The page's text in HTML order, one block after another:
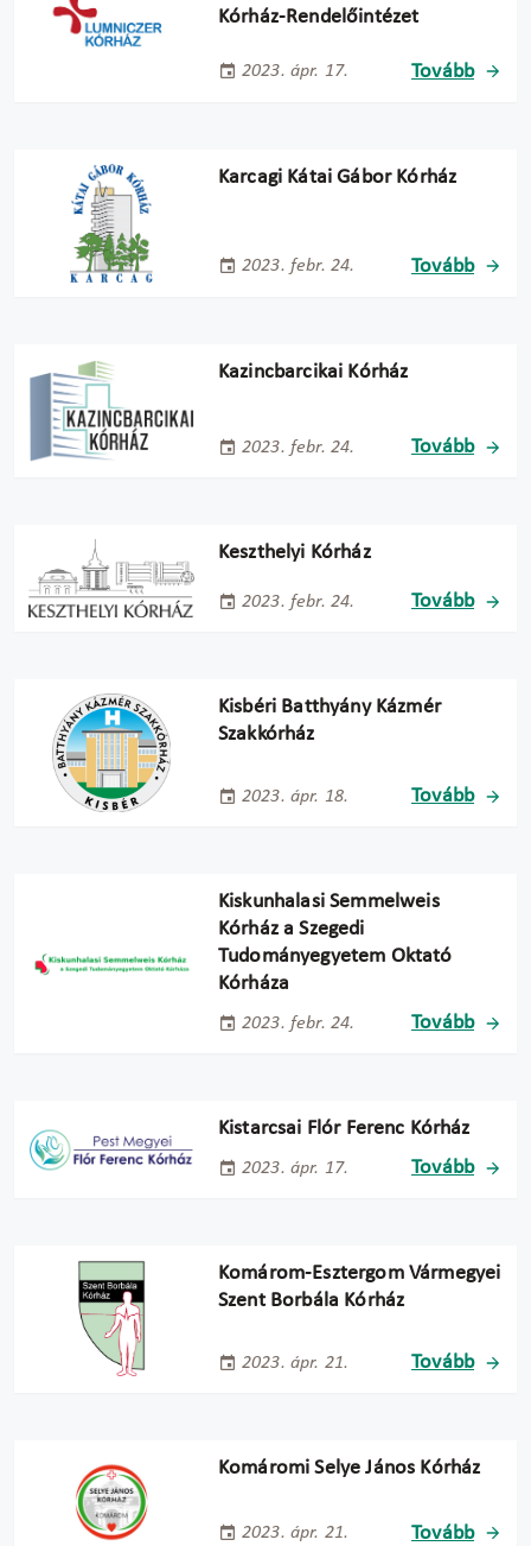
Kórház-Rendelőintézet
2023. ápr. 17. Tovább
Karcagi Kátai Gábor Kórház
2023. febr. 24. Tovább
Kazincbarcikai Kórház
2023. febr. 24. Tovább
Keszthelyi Kórház
2023. febr. 24. Tovább
Kisbéri Batthyány Kázmér
Szakkórház
2023. ápr. 18. Tovább
Kiskunhalasi Semmelweis
Kórház a Szegedi
Tudományegyetem Oktató
Kórháza
2023. febr. 24. Tovább
Kistarcsai Flór Ferenc Kórház
2023. ápr. 17. Tovább
Komárom-Esztergom Vármegyei
Szent Borbála Kórház
2023. ápr. 21. Tovább
Komáromi Selye János Kórház
2023. ápr. 21. Tovább